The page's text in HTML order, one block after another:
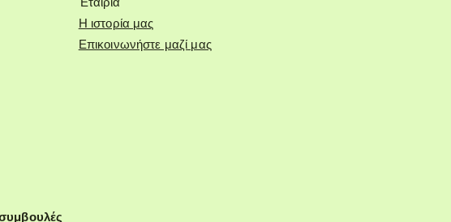
Η ιστορία μας
Επικοινωνήστε μαζί μας